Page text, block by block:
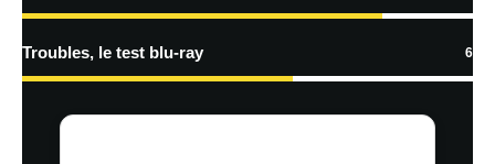
Troubles, le test blu-ray 6